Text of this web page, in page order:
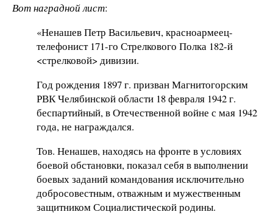
Вот наградной лист:
«Ненашев Петр Васильевич, красноармеец-
телефонист 171-го Стрелкового Полка 182-й
<стрелковой> дивизии.
Год рождения 1897 г. призван Магнитогорским
РВК Челябинской области 18 февраля 1942 г.
беспартийный, в Отечественной войне с мая 1942
года, не награждался.
Тов. Ненашев, находясь на фронте в условиях
боевой обстановки, показал себя в выполнении
боевых заданий командования исключительно
добросовестным, отважным и мужественным
защитником Социалистической родины.